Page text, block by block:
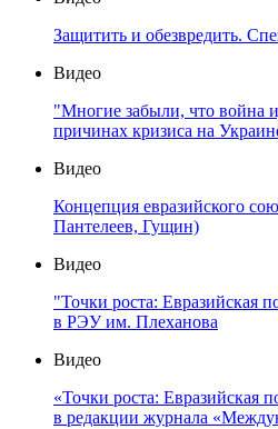
Защитить и обезвредить.
Видео
"Многие забыли, что война
причинах кризиса на
Видео
Концепция евразийского
Пантелеев, Гущин)
Видео
"Точки роста: Евразийская
в РЭУ им. Плеханова
Видео
«Точки роста: Евразийская
в редакции журнала